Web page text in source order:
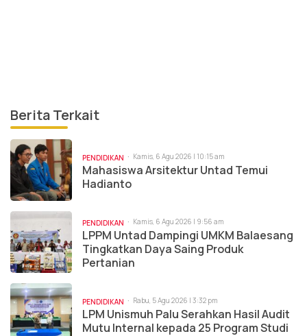
Berita Terkait
PENDIDIKAN Kamis, 6 Agu 2026 | 10:15 am
Mahasiswa Arsitektur Untad Temui
Hadianto
PENDIDIKAN Kamis, 6 Agu 2026 | 9:56 am
LPPM Untad Dampingi UMKM Balaesang
Tingkatkan Daya Saing Produk
Pertanian
PENDIDIKAN Rabu, 5 Agu 2026 | 3:32 pm
LPM Unismuh Palu Serahkan Hasil Audit
Mutu Internal kepada 25 Program Studi